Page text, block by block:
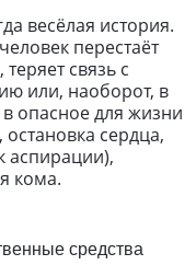
весёлая история.
перестаёт
связь с
или, наоборот, в
опасное для жизни
сердца,
аспирации),
кома.
средства